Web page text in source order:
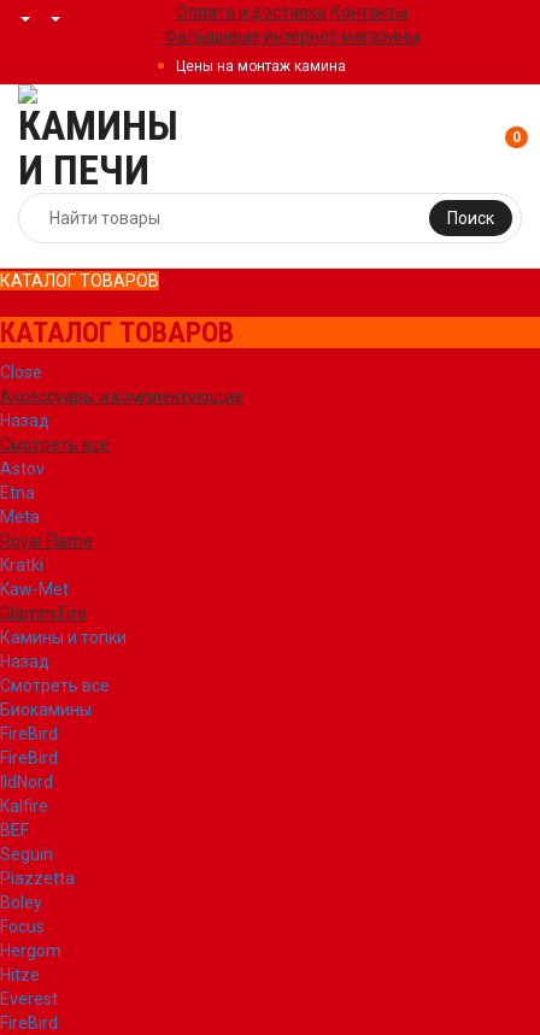
Оплата и доставка Контакты
Фальшивые интернет магазины
Цены на монтаж камина
Поиск
0
КАТАЛОГ ТОВАРОВ
КАТАЛОГ ТОВАРОВ
Close
Аксессуары и комплектующие
Назад
Смотреть все
Astov
Etna
Meta
Royal Flame
Kratki
Kaw-Met
Glamm Fire
Камины и топки
Назад
Смотреть все
Биокамины
FireBird
FireBird
IldNord
Kalfire
BEF
Seguin
Piazzetta
Boley
Focus
Hergom
Hitze
Everest
FireBird